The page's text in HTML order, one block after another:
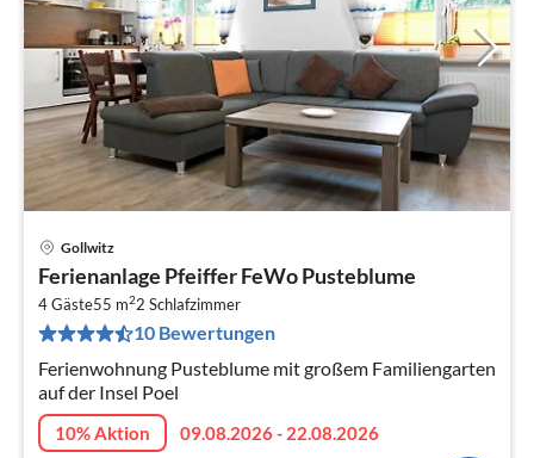
Gollwitz
Ferienanlage Pfeiffer FeWo Pusteblume
4 Gäste55 m22 Schlafzimmer
10 Bewertungen
Ferienwohnung Pusteblume mit großem Familiengarten
auf der Insel Poel
10% Aktion
09.08.2026 - 22.08.2026